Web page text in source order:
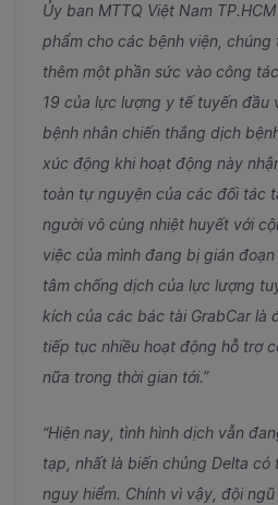
Ủy ban MTTQ Việt Nam
phẩm cho các bệnh viện,
thêm một phần sức vào công
19 của lực lượng y tế tuyến đầu
bệnh nhân chiến thắng dịch
xúc động khi hoạt động này
toàn tự nguyện của các đối tác
người vô cùng nhiệt huyết với
việc của mình đang bị gián
tâm chống dịch của lực lượng
kích của các bác tài GrabCar là
tiếp tục nhiều hoạt động hỗ trợ
nữa trong thời gian tới.”
“Hiện nay, tình hình dịch vẫn
tạp, nhất là biến chủng Delta có
nguy hiểm. Chính vì vậy, đội